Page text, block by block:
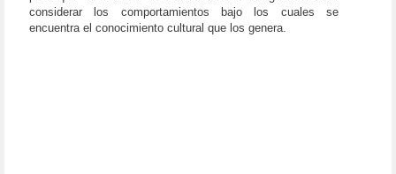
considerar los comportamientos bajo los cuales se
encuentra el conocimiento cultural que los genera.